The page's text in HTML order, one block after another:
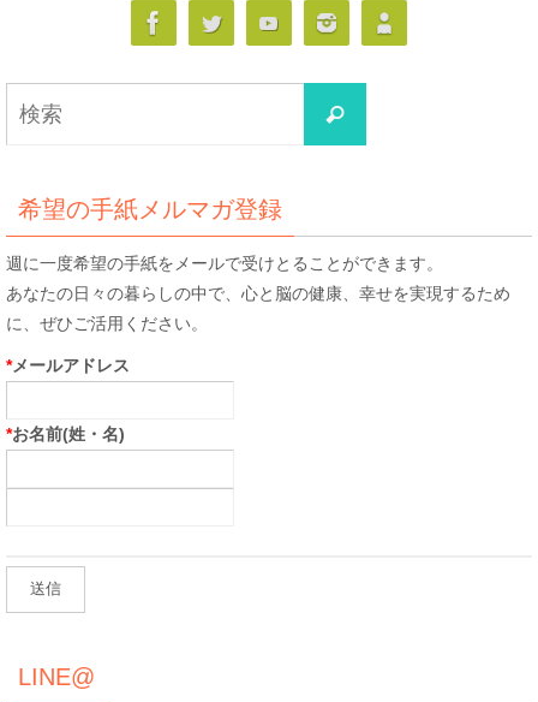
検
索
希望の手紙メルマガ登録
週に一度希望の手紙をメールで受けとることができます。
あなたの日々の暮らしの中で、心と脳の健康、幸せを実現するため
に、ぜひご活用ください。
*メールアドレス
*お名前(姓・名)
LINE@